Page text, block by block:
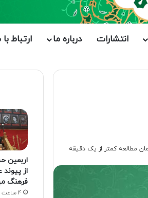
انتشارات درباره ما ارتباط با
مطالعه کمتر از یک دقیقه
اربعین
از پیوند
فرهنگ
4 ساعت پیش